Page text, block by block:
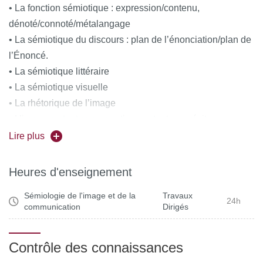
• La fonction sémiotique : expression/contenu,
dénoté/connoté/métalangage
• La sémiotique du discours : plan de l’énonciation/plan de
l’Énoncé.
• La sémiotique littéraire
• La sémiotique visuelle
• La rhétorique de l’image
• Langage de l’image, langage du cinéma, langage
Lire plus
Heures d'enseignement
Sémiologie de l'image et de la
communication
Travaux
Dirigés
24h
Contrôle des connaissances